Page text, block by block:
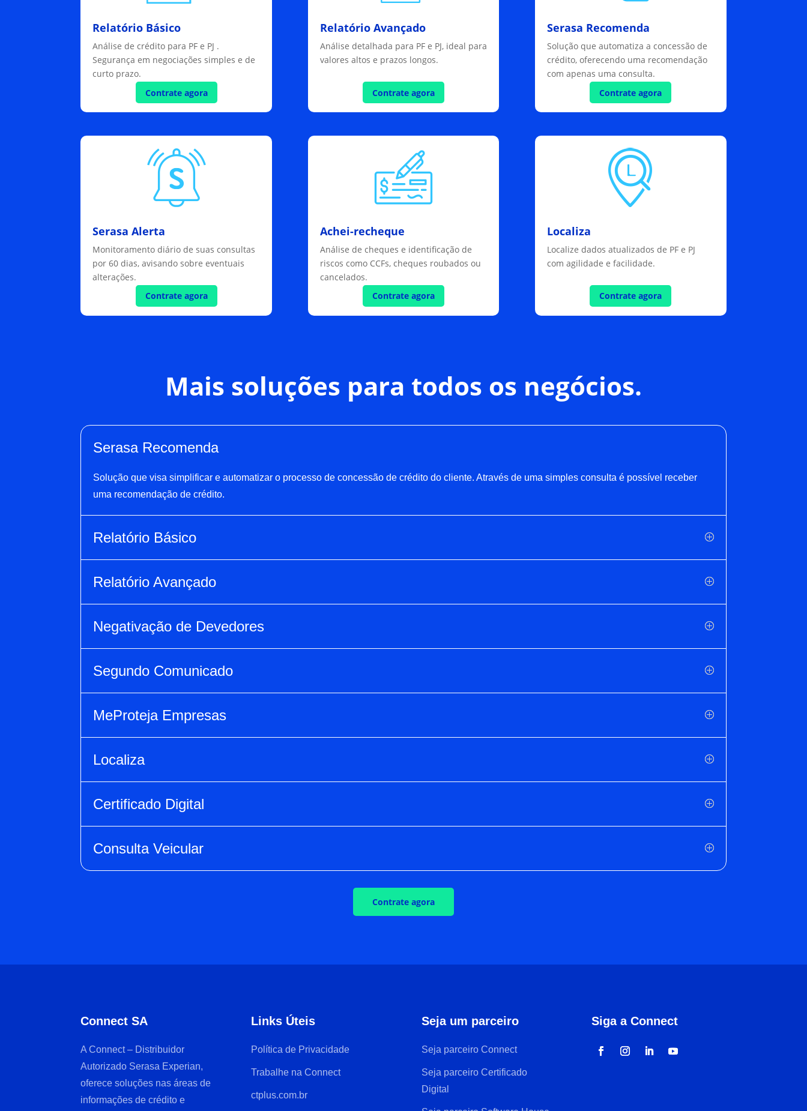
Relatório Básico
Análise de crédito para PF e PJ .
Segurança em negociações simples e de
curto prazo.
Contrate agora
Relatório Avançado
Análise detalhada para PF e PJ, ideal para
valores altos e prazos longos.
Contrate agora
Serasa Recomenda
Solução que automatiza a concessão de
crédito, oferecendo uma recomendação
com apenas uma consulta.
Contrate agora
Serasa Alerta
Monitoramento diário de suas consultas
por 60 dias, avisando sobre eventuais
alterações.
Contrate agora
Achei-recheque
Análise de cheques e identificação de
riscos como CCFs, cheques roubados ou
cancelados.
Contrate agora
Localiza
Localize dados atualizados de PF e PJ
com agilidade e facilidade.
Contrate agora
Mais soluções para todos os negócios.
Serasa Recomenda
Solução que visa simplificar e automatizar o processo de concessão de crédito do cliente. Através de uma simples consulta é possível receber
uma recomendação de crédito.
Relatório Básico
Relatório Avançado
Negativação de Devedores
Segundo Comunicado
MeProteja Empresas
Localiza
Certificado Digital
Consulta Veicular
Contrate agora
Connect SA
A Connect – Distribuidor
Autorizado Serasa Experian,
oferece soluções nas áreas de
informações de crédito e
Links Úteis
Política de Privacidade
Trabalhe na Connect
ctplus.com.br
Seja um parceiro
Seja parceiro Connect
Seja parceiro Certificado
Digital
Siga a Connect